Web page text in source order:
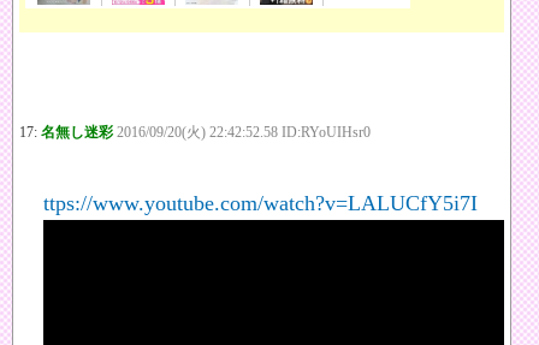
17: 名無し迷彩 2016/09/20(火) 22:42:52.58 ID:RYoUIHsr0
ttps://www.youtube.com/watch?v=LALUCfY5i7I